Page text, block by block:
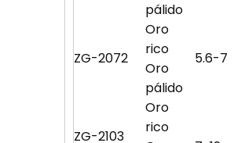
pálido
ZG-2072
Oro
rico
5.6-7
Oro
pálido
ZG-2103
Oro
rico